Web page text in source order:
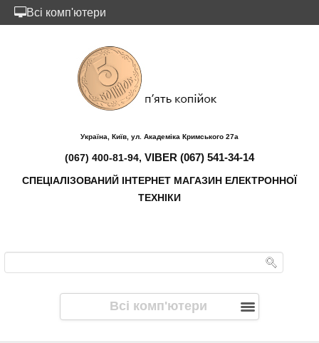
Україна, Київ, ул. Академіка Кримського 27а
(067) 400-81-94, VIBER (067) 541-34-14
СПЕЦІАЛІЗОВАНИЙ ІНТЕРНЕТ МАГАЗИН ЕЛЕКТРОННОЇ
ТЕХНІКИ
Всі комп'ютери
Всі комп'ютери